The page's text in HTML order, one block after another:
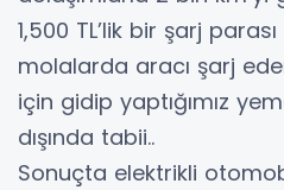
1,500 TL’lik bir şarj
molalarda aracı şarj
için gidip yaptığımız
dışında tabii..
Sonuçta elektrikli